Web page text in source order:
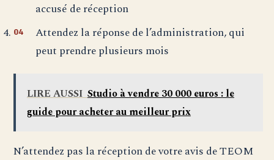
accusé de réception
Attendez la réponse de l’administration, qui
peut prendre plusieurs mois
LIRE AUSSI Studio à vendre 30 000 euros : le
guide pour acheter au meilleur prix
N’attendez pas la réception de votre avis de TEOM